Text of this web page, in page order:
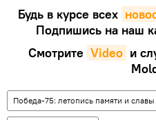
Будь в курсе всех
Подпишись на наш
Смотрите Video и
Победа-75: летопись памяти и славы